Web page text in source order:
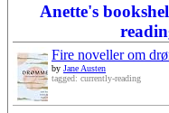
Anette's
Fire noveller om
by Jane Austen
tagged: currently-reading